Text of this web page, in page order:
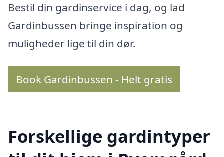
Bestil din gardinservice i dag, og lad
Gardinbussen bringe inspiration og
muligheder lige til din dør.
Book Gardinbussen - Helt gratis
Forskellige gardintyper